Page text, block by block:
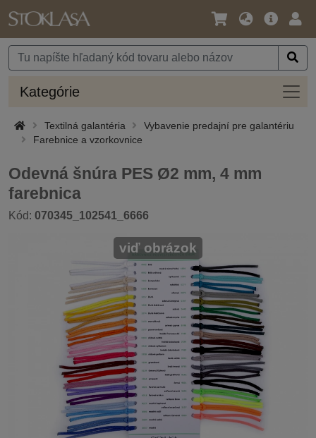
Jazyk
Mena
Hlavná
Kategórie
Textilná galantéria
Vybavenie predajní pre galantériu
Farebnice a vzorkovnice
Odevná šnúra PES Ø2 mm, 4 mm
farebnica
Kód: 070345_102541_6666
viď obrázok